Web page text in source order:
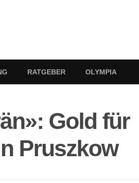
RATGEBER OLYMPIA
Gold für
Pruszkow